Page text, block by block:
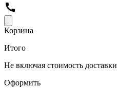
call
Корзина
Итого
Не включая стоимость доставки
Оформить